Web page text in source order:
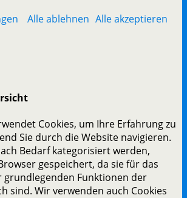
Alle ablehnen Alle akzeptieren
Cookies, um Ihre Erfahrung zu
Sie durch die Website navigieren.
Bedarf kategorisiert werden,
gespeichert, da sie für das
grundlegenden Funktionen der
sind. Wir verwenden auch Cookies